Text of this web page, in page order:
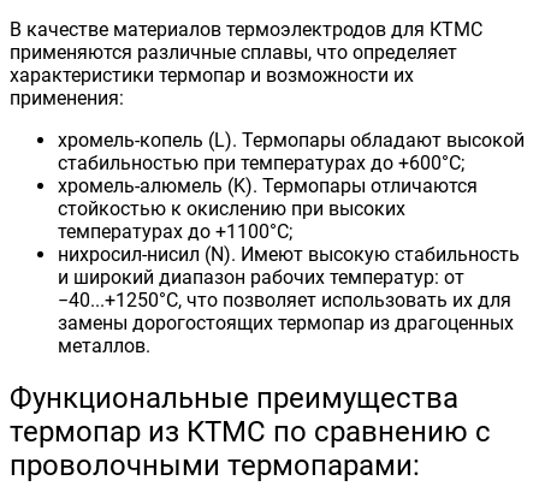
В качестве материалов термоэлектродов для КТМС
применяются различные сплавы, что определяет
характеристики термопар и возможности их
применения:
хромель-копель (L). Термопары обладают высокой
стабильностью при температурах до +600°С;
хромель-алюмель (K). Термопары отличаются
стойкостью к окислению при высоких
температурах до +1100°С;
нихросил-нисил (N). Имеют высокую стабильность
и широкий диапазон рабочих температур: от
−40...+1250°С, что позволяет использовать их для
замены дорогостоящих термопар из драгоценных
металлов.
Функциональные преимущества
термопар из КТМС по сравнению с
проволочными термопарами: